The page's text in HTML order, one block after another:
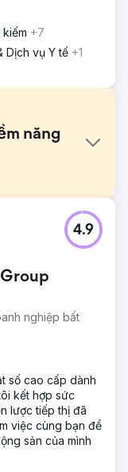
+7
Dịch vụ Y tế +1
năng
định kênh tiếp
duy trì tốc độ
lỗi thời, họ đã
với kết quả thực
doanh số, tập
tâm nhất và
hấp dẫn—tất
và địa điểm mới.
thống nhất và
cuộc gọi và
chơi dựa trên dữ
khả năng hiển
kiếm và Hiển thị
nghiệp bất
4.9
số cao cấp dành
kết hợp sức
lược tiếp thị đã
việc cùng bạn để
sản của mình